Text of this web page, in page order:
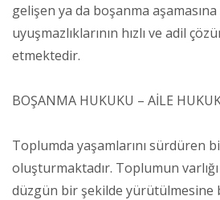
gelişen ya da boşanma
uyuşmazlıklarının hızlı ve adil
etmektedir.
BOŞANMA HUKUKU – AİLE
Toplumda yaşamlarını sürdüren
oluşturmaktadır. Toplumun
düzgün bir şekilde yürütülmesine